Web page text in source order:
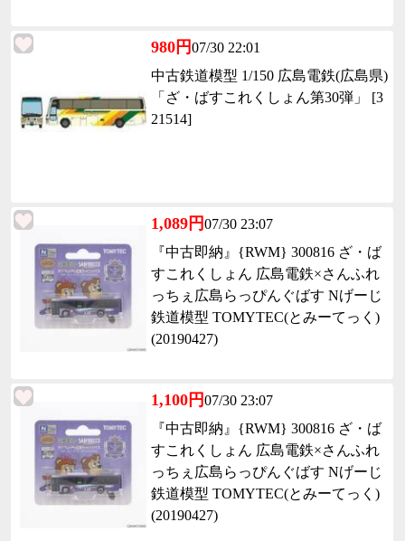
980円07/30 22:01
中古鉄道模型 1/150 広島電鉄(広島県)
「ざ・ばすこれくしょん第30弾」 [3
21514]
1,089円07/30 23:07
『中古即納』{RWM} 300816 ざ・ば
すこれくしょん 広島電鉄×さんふれ
っちぇ広島らっぴんぐばす Nげーじ
鉄道模型 TOMYTEC(とみーてっく)
(20190427)
1,100円07/30 23:07
『中古即納』{RWM} 300816 ざ・ば
すこれくしょん 広島電鉄×さんふれ
っちぇ広島らっぴんぐばす Nげーじ
鉄道模型 TOMYTEC(とみーてっく)
(20190427)